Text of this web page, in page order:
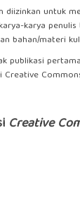
diizinkan untuk
karya penulis
bahan/materi
publikasi
Creative